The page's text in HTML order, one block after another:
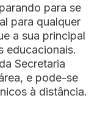
para se
para qualquer
a sua principal
educacionais.
Secretaria
e pode-se
à distância.